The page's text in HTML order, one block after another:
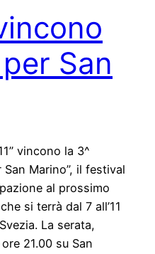
San
vincono la 3^
Marino”, il festival
al prossimo
si terrà dal 7 all’11
La serata,
21.00 su San